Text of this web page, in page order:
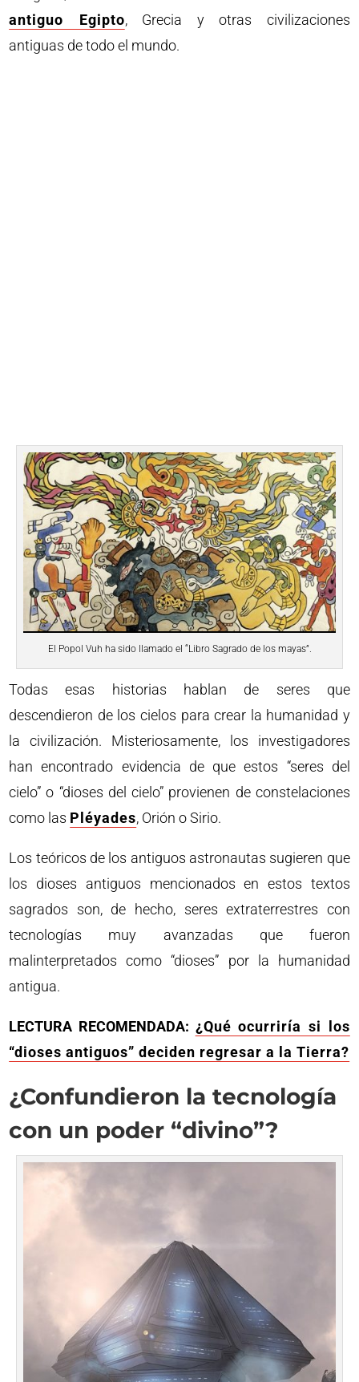
antiguo Egipto, Grecia y otras civilizaciones
antiguas de todo el mundo.
El Popol Vuh ha sido llamado el “Libro Sagrado de los mayas”.
Todas esas historias hablan de seres que
descendieron de los cielos para crear la humanidad y
la civilización. Misteriosamente, los investigadores
han encontrado evidencia de que estos “seres del
cielo” o “dioses del cielo” provienen de constelaciones
como las Pléyades, Orión o Sirio.
Los teóricos de los antiguos astronautas sugieren que
los dioses antiguos mencionados en estos textos
sagrados son, de hecho, seres extraterrestres con
tecnologías muy avanzadas que fueron
malinterpretados como “dioses” por la humanidad
antigua.
LECTURA RECOMENDADA: ¿Qué ocurriría si los
“dioses antiguos” deciden regresar a la Tierra?
¿Confundieron la tecnología
con un poder “divino”?